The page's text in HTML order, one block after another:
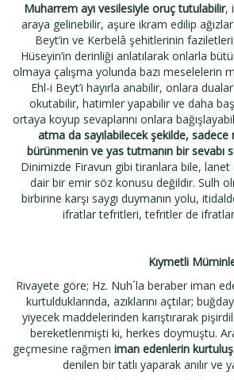
Muharrem ayı vesilesiyle oruç tutulabilir,
araya gelinebilir, aşure ikram edilip ağızlar
Beyt’in ve Kerbelâ şehitlerinin
Hüseyin’in derinliği anlatılarak onlarla
olmaya çalışma yolunda bazı meselelerin
Ehl-i Beyt’i hayırla anabilir, onlara
okutabilir, hatimler yapabilir ve daha
ortaya koyup sevaplarını onlara
atma da sayılabilecek şekilde, sadece
bürünmenin ve yas tutmanın bir sevabı
Dinimizde Firavun gibi tiranlara bile,
dair bir emir söz konusu değildir. Sulh
birbirine karşı saygı duymanın yolu,
ifratlar tefritleri, tefritler de
Kıymetli
Rivayete göre; Hz. Nuh´la beraber iman
kurtulduklarında, azıklarını açtılar;
yiyecek maddelerinden karıştırarak
bereketlenmişti ki, herkes doymuştu.
geçmesine rağmen iman edenlerin
denilen bir tatlı yaparak anılır ve